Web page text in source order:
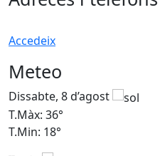
Accedeix
Meteo
Dissabte, 8 d’agost
T.Màx: 36°
T.Min: 18°